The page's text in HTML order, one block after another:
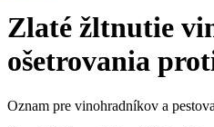
Zlaté žltnutie
ošetrovania
Oznam pre vinohradníkov a